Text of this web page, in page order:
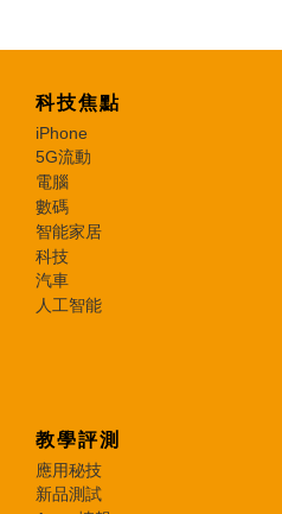
科技焦點
iPhone
5G流動
電腦
數碼
智能家居
科技
汽車
人工智能
教學評測
應用秘技
新品測試